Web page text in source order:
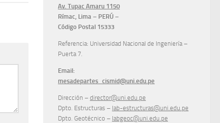
Av. Tupac Amaru 1150
Rímac, Lima – PERÚ –
Código Postal 15333
Referencia: Universidad Nacional de Ingeniería –
Puerta 7.
Email:
mesadepartes_cismid@uni.edu.pe
Dirección – director@uni.edu.pe
Dpto. Estructuras – lab-estructuras@uni.edu.pe
Dpto. Geotécnico – labgeoc@uni.edu.pe